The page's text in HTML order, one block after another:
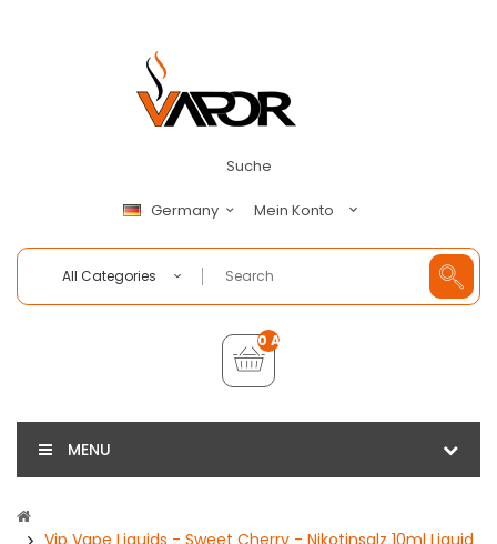
Suche
Germany Mein Konto
All Categories
0 Artikel - €0,00
MENU
Vip Vape Liquids - Sweet Cherry - Nikotinsalz 10ml Liquid